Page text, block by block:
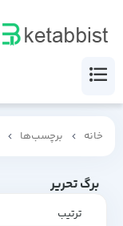
خانه برچسب‌ها
برگ تحریر
ترتیب